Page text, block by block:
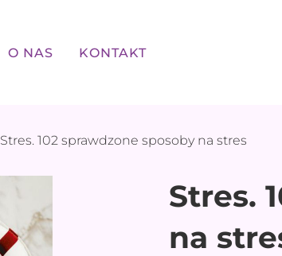
O NAS KONTAKT
Stres. 102 sprawdzone sposoby na stres
Stres.
na